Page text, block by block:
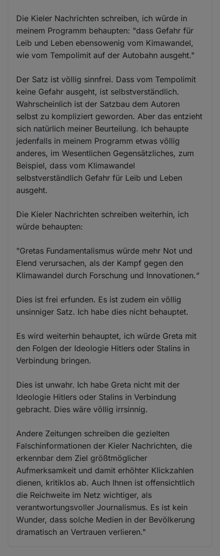
Die Kieler Nachrichten schreiben, ich würde in
meinem Programm behaupten: "dass Gefahr für
Leib und Leben ebensowenig vom Kimawandel,
wie vom Tempolimit auf der Autobahn ausgeht."
Der Satz ist völlig sinnfrei. Dass vom Tempolimit
keine Gefahr ausgeht, ist selbstverständlich.
Wahrscheinlich ist der Satzbau dem Autoren
selbst zu kompliziert geworden. Aber das entzieht
sich natürlich meiner Beurteilung. Ich behaupte
jedenfalls in meinem Programm etwas völlig
anderes, im Wesentlichen Gegensätzliches, zum
Beispiel, dass vom Klimawandel
selbstverständlich Gefahr für Leib und Leben
ausgeht.
Die Kieler Nachrichten schreiben weiterhin, ich
würde behaupten:
"Gretas Fundamentalismus würde mehr Not und
Elend verursachen, als der Kampf gegen den
Klimawandel durch Forschung und Innovationen.“
Dies ist frei erfunden. Es ist zudem ein völlig
unsinniger Satz. Ich habe dies nicht behauptet.
Es wird weiterhin behauptet, ich würde Greta mit
den Folgen der Ideologie Hitlers oder Stalins in
Verbindung bringen.
Dies ist unwahr. Ich habe Greta nicht mit der
Ideologie Hitlers oder Stalins in Verbindung
gebracht. Dies wäre völlig irrsinnig.
Andere Zeitungen schreiben die gezielten
Falschinformationen der Kieler Nachrichten, die
erkennbar dem Ziel größtmöglicher
Aufmerksamkeit und damit erhöhter Klickzahlen
dienen, kritiklos ab. Auch Ihnen ist offensichtlich
die Reichweite im Netz wichtiger, als
verantwortungsvoller Journalismus. Es ist kein
Wunder, dass solche Medien in der Bevölkerung
dramatisch an Vertrauen verlieren."